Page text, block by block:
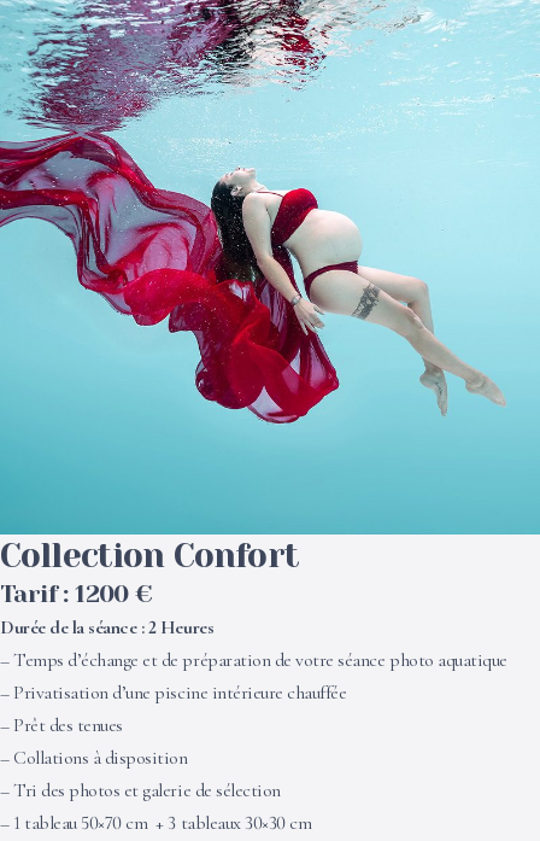
Collection Confort
Tarif : 1200 €
Durée de la séance : 2 Heures
– Temps d’échange et de préparation de votre séance photo aquatique
– Privatisation d’une piscine intérieure chauffée
– Prêt des tenues
– Collations à disposition
– Tri des photos et galerie de sélection
– 1 tableau 50×70 cm + 3 tableaux 30×30 cm